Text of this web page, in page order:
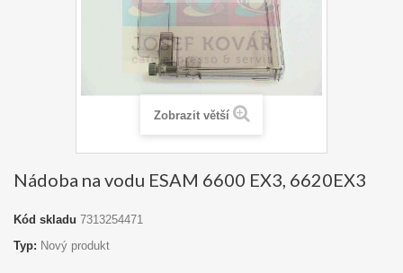
Zobrazit větší
Nádoba na vodu ESAM 6600 EX3, 6620EX3
Kód skladu 7313254471
Typ: Nový produkt